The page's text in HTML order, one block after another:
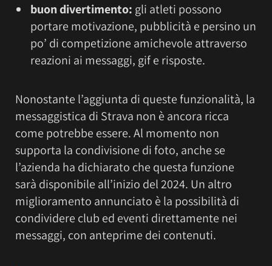
buon divertimento: gli atleti possono
portare motivazione, pubblicità e persino un
po’ di competizione amichevole attraverso
reazioni ai messaggi, gif e risposte.
Nonostante l’aggiunta di queste funzionalità, la
messaggistica di Strava non è ancora ricca
come potrebbe essere. Al momento non
supporta la condivisione di foto, anche se
l’azienda ha dichiarato che questa funzione
sarà disponibile all’inizio del 2024. Un altro
miglioramento annunciato è la possibilità di
condividere club ed eventi direttamente nei
messaggi, con anteprime dei contenuti.